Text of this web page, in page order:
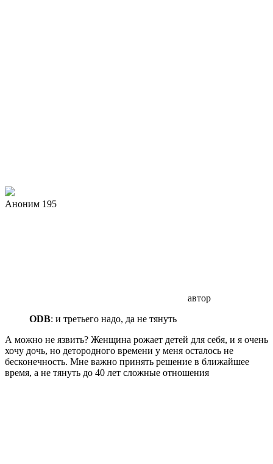
Аноним 195
автор
ODB: и третьего надо, да не тянуть
А можно не язвить? Женщина рожает детей для себя, и я очень
хочу дочь, но детородного времени у меня осталось не
бесконечность. Мне важно принять решение в ближайшее
время, а не тянуть до 40 лет сложные отношения